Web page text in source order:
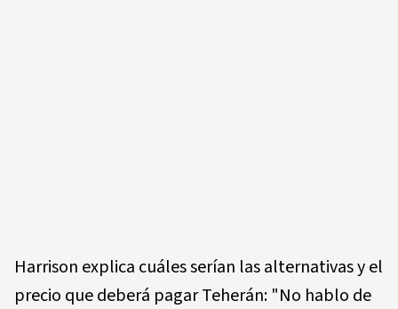
Harrison explica cuáles serían las alternativas y el
precio que deberá pagar Teherán: "No hablo de